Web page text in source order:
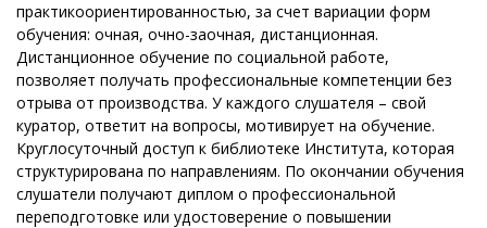
практикоориентированностью, за счет вариации форм
обучения: очная, очно-заочная, дистанционная.
Дистанционное обучение по социальной работе,
позволяет получать профессиональные компетенции без
отрыва от производства. У каждого слушателя – свой
куратор, ответит на вопросы, мотивирует на обучение.
Круглосуточный доступ к библиотеке Института, которая
структурирована по направлениям. По окончании обучения
слушатели получают диплом о профессиональной
переподготовке или удостоверение о повышении